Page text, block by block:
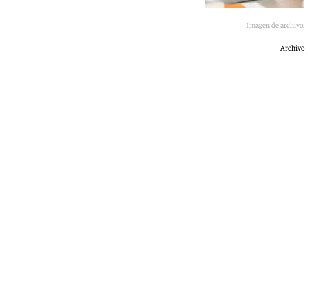
Imagen de archivo.
Archivo